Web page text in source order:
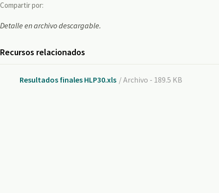
Compartir por:
Detalle en archivo descargable.
Recursos relacionados
Resultados finales HLP30.xls / Archivo - 189.5 KB